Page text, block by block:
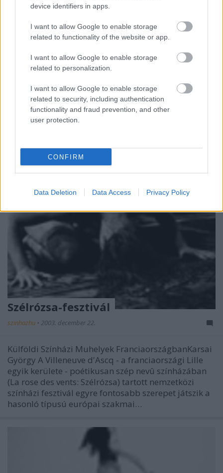
device identifiers in apps.
I want to allow Google to enable storage
related to functionality of the website or app.
I want to allow Google to enable storage
related to personalization.
I want to allow Google to enable storage
related to security, including authentication
functionality and fraud prevention, and other
user protection.
CONFIRM
Data Deletion Data Access Privacy Policy
Mûvészek BEUGRÓ-ja az Unióba
szinhazhu•2003. december 22.
Az Európai Unióhoz csatlakozó országok fesztiválját
rendezi meg a Merlin Nemzetközi Színház bEUgró
címmel 2004. januárja és májusa között. A
rendezvénysorozat az Európai Unióhoz csatlakozó
országok kultúrájának bemutatását tûzte ki célul. A
programok között színi- és táncelõadások,
Szélrózsa-fesztivál
szinhazhu • 2003. december 22.
Külföldi Színházi Muhelyek FranciaországbanKarsai
György A Villeneuve d'Ascq - a franciaországi Lille
egyik kerülete - poétikusan szép nevû színházában
(La rose des vents: Szélrózsa) tartott nemzetközi
színházi fesztivál egyre fontosabb szerepet játszik a
hasonló típusú európai szakmai…